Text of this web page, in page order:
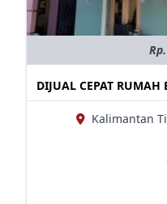
DIJUAL CEPAT RUMAH
Kalimantan